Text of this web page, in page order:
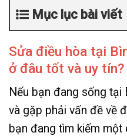
Mục lục bài viết
Sửa điều hòa tại
ở đâu tốt và uy tín?
Nếu bạn đang sống tại
và gặp phải vấn đề về
bạn đang tìm kiếm